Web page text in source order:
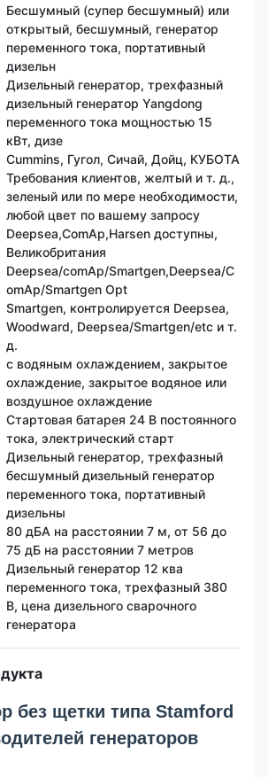
Бесшумный (супер бесшумный) или
открытый, бесшумный, генератор
переменного тока, портативный
дизельн
Дизельный генератор, трехфазный
дизельный генератор Yangdong
переменного тока мощностью 15
кВт, дизе
Cummins, Гугол, Сичай, Дойц, КУБОТА
Требования клиентов, желтый и т. д.,
зеленый или по мере необходимости,
любой цвет по вашему запросу
Deepsea,ComAp,Harsen доступны,
Великобритания
Deepsea/comAp/Smartgen,Deepsea/C
omAp/Smartgen Opt
Smartgen, контролируется Deepsea,
Woodward, Deepsea/Smartgen/etc и т.
д.
с водяным охлаждением, закрытое
охлаждение, закрытое водяное или
воздушное охлаждение
Стартовая батарея 24 В постоянного
тока, электрический старт
Дизельный генератор, трехфазный
бесшумный дизельный генератор
переменного тока, портативный
дизельны
80 дБА на расстоянии 7 м, от 56 до
75 дБ на расстоянии 7 метров
Дизельный генератор 12 ква
переменного тока, трехфазный 380
В, цена дизельного сварочного
генератора
без щетки типа Stamford
генераторов